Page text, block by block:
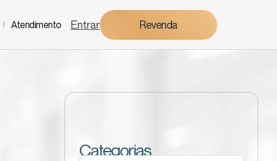
Atendimento Entrar Revenda
Categorias